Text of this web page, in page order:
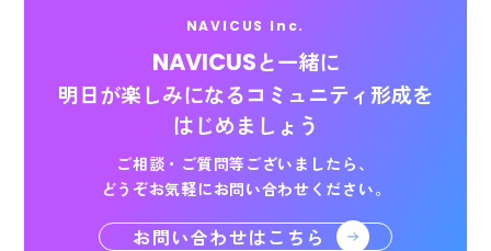
NAVICUS Inc.
NAVICUSと一緒に
明日が楽しみになるコミュニティ形成を
はじめましょう
ご相談・ご質問等ございましたら、
どうぞお気軽にお問い合わせください。
お問い合わせはこちら